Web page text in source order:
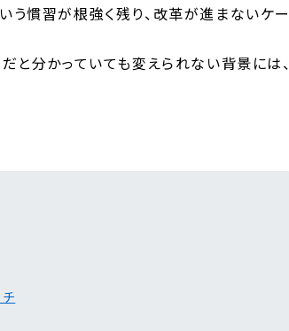
う慣習が根強く残り、改革が進まないケー
と分かっていても変えられない背景には、